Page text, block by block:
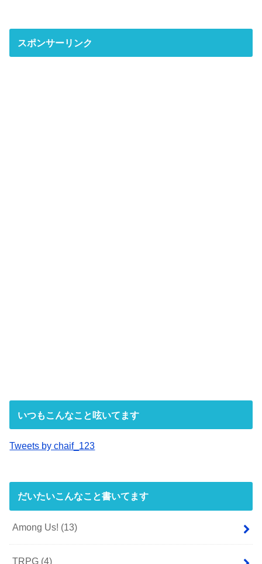
スポンサーリンク
いつもこんなこと呟いてます
Tweets by chaif_123
だいたいこんなこと書いてます
Among Us! (13)
TRPG (4)